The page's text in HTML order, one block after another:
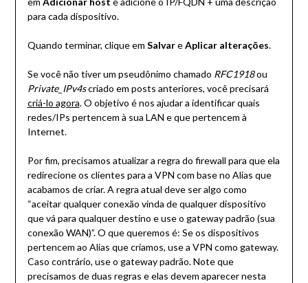
para cada dispositivo.
Quando terminar, clique em SalvareAplicar alterações.
Se você não tiver um pseudônimo chamado RFC1918ou
Private_IPv4scriado em posts anteriores, você precisará
criá-lo agora. O objetivo é nos ajudar a identificar quais
redes/IPs pertencem à sua LAN e que pertencem à
Internet.
Por fim, precisamos atualizar a regra do firewall para que ela
redirecione os clientes para a VPN com base no Alias que
acabamos de criar. A regra atual deve ser algo como
“aceitar qualquer conexão vinda de qualquer dispositivo
que vá para qualquer destino e use o gateway padrão (sua
conexão WAN)”. O que queremos é: Se os dispositivos
pertencem ao Alias que criamos, use a VPN como gateway.
Caso contrário, use o gateway padrão. Note que
precisamos de duas regras e elas devem aparecer nesta